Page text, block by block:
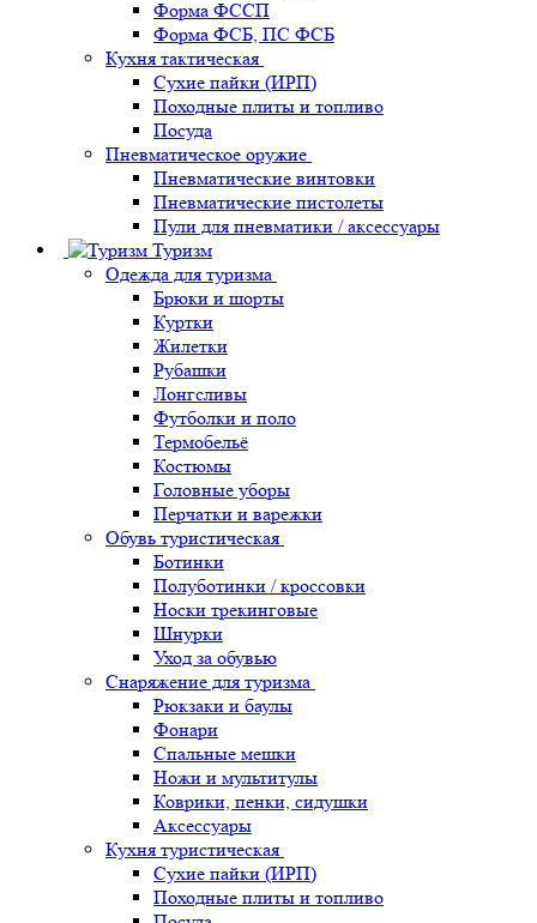
Форма ФССП
Форма ФСБ, ПС ФСБ
Кухня тактическая
Сухие пайки (ИРП)
Походные плиты и топливо
Посуда
Пневматическое оружие
Пневматические винтовки
Пневматические пистолеты
Пули для пневматики / аксессуары
Туризм
Одежда для туризма
Брюки и шорты
Куртки
Жилетки
Рубашки
Лонгсливы
Футболки и поло
Термобельё
Костюмы
Головные уборы
Перчатки и варежки
Обувь туристическая
Ботинки
Полуботинки / кроссовки
Носки трекинговые
Шнурки
Уход за обувью
Снаряжение для туризма
Рюкзаки и баулы
Фонари
Спальные мешки
Ножи и мультитулы
Коврики, пенки, сидушки
Аксессуары
Кухня туристическая
Сухие пайки (ИРП)
Походные плиты и топливо